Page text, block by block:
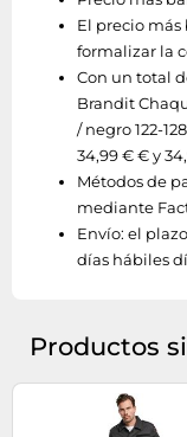
El precio más
formalizar la
Con un total
Brandit
/ negro 122-
34,99 € € y
Métodos de
mediante
Envío: el
días hábiles
Productos